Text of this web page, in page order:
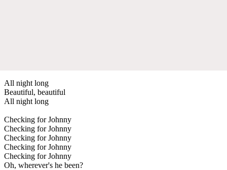
All night long
Beautiful, beautiful
All night long
Checking for Johnny
Checking for Johnny
Checking for Johnny
Checking for Johnny
Checking for Johnny
Oh, wherever's he been?